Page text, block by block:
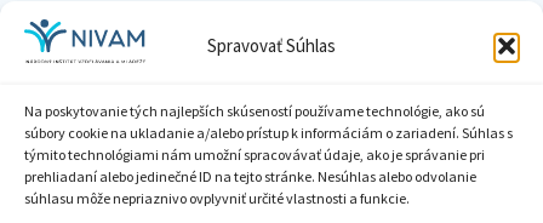
Spravovať Súhlas
Na poskytovanie tých najlepších skúseností používame technológie, ako sú
súbory cookie na ukladanie a/alebo prístup k informáciám o zariadení. Súhlas s
týmito technológiami nám umožní spracovávať údaje, ako je správanie pri
prehliadaní alebo jedinečné ID na tejto stránke. Nesúhlas alebo odvolanie
súhlasu môže nepriaznivo ovplyvniť určité vlastnosti a funkcie.
IČO: 00164348
DIČ: 2020798714
Zásady ochrany súkromia